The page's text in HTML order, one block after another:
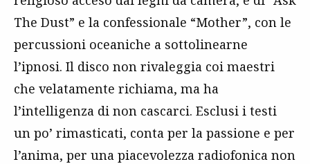
The Dust” e la confessionale “Mother”, con le
percussioni oceaniche a sottolinearne
l’ipnosi. Il disco non rivaleggia coi maestri
che velatamente richiama, ma ha
l’intelligenza di non cascarci. Esclusi i testi
un po’ rimasticati, conta per la passione e per
l’anima, per una piacevolezza radiofonica non